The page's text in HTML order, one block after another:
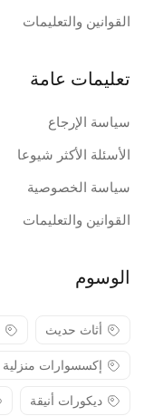
القوانين والتعليمات
تعليمات عامة
سياسة الإرجاع
الأسئلة الأكثر شيوعا
سياسة الخصوصية
القوانين والتعليمات
الوسوم
أثاث حديث
إكسسوارات منزلية
ديكورات أنيقة